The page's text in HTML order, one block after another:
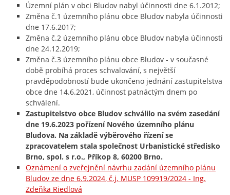
Územní plán v obci Bludov nabyl účinnosti dne 6.1.2012;
Změna č.1 územního plánu obce Bludov nabyla účinnosti
dne 17.6.2017;
Změna č.2 územního plánu obce Bludov nabyla účinnosti
dne 24.12.2019;
Změna č.3 územního plánu obce Bludov - v současné
době probíhá proces schvalování, s největší
pravděpodobností bude ukončeno jednání zastupitelstva
obce dne 14.6.2021, účinnost patnáctým dnem po
schválení.
Zastupitelstvo obce Bludov schválilo na svém zasedání
dne 19.6.2023 pořízení Nového územního plánu
Bludova. Na základě výběrového řízení se
zpracovatelem stala společnost Urbanistické středisko
Brno, spol. s r.o., Příkop 8, 60200 Brno.
Oznámení o zveřejnění návrhu zadání územního plánu
Bludov ze dne 6.9.2024, č.j. MUSP 109919/2024 - Ing.
Zdeňka Riedlová